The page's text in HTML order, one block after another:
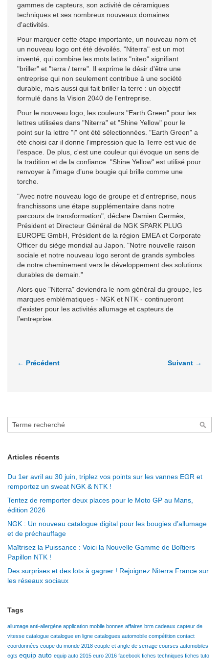
gammes de capteurs, son activité de céramiques
techniques et ses nombreux nouveaux domaines
d'activités.
Pour marquer cette étape importante, un nouveau nom et
un nouveau logo ont été dévoilés. "Niterra" est un mot
inventé, qui combine les mots latins "niteo" signifiant
"briller" et "terra / terre". Il exprime le désir d'être une
entreprise qui non seulement contribue à une société
durable, mais aussi qui fait briller la terre : un objectif
formulé dans la Vision 2040 de l'entreprise.
Pour le nouveau logo, les couleurs "Earth Green" pour les
lettres utilisées dans "Niterra" et "Shine Yellow" pour le
point sur la lettre "i" ont été sélectionnées. "Earth Green" a
été choisi car il donne l'impression que la Terre est vue de
l'espace. De plus, c'est une couleur qui évoque un sens de
la tradition et de la confiance. "Shine Yellow" est utilisé pour
renvoyer à l’image d’une bougie qui brille comme une
torche.
"Avec notre nouveau logo de groupe et d'entreprise, nous
franchissons une étape supplémentaire dans notre
parcours de transformation", déclare Damien Germès,
Président et Directeur Général de NGK SPARK PLUG
EUROPE GmbH, Président de la région EMEA et Corporate
Officer du siège mondial au Japon. "Notre nouvelle raison
sociale et notre nouveau logo seront de grands symboles
de notre cheminement vers le développement des solutions
durables de demain."
Alors que "Niterra" deviendra le nom général du groupe, les
marques emblématiques - NGK et NTK - continueront
d'exister pour les activités allumage et capteurs de
l'entreprise.
← Précédent Suivant →
Rechercher
Articles récents
Du 1er avril au 30 juin, triplez vos points sur les vannes EGR et
remportez un sweat NGK & NTK !
Tentez de remporter deux places pour le Moto GP au Mans,
édition 2026
NGK : Un nouveau catalogue digital pour les bougies d’allumage
et de préchauffage
Maîtrisez la Puissance : Voici la Nouvelle Gamme de Boîtiers
Papillon NTK !
Des surprises et des lots à gagner ! Rejoignez Niterra France sur
les réseaux sociaux
Tags
allumage anti-allergène application mobile bonnes affaires brm cadeaux capteur de
vitesse catalogue catalogue en ligne catalogues automobile compétition contact
coordonnées coupe du monde 2018 couple et angle de serrage courses automobiles
egts equip auto equip auto 2015 euro 2016 facebook fiches techniques fiches tuto